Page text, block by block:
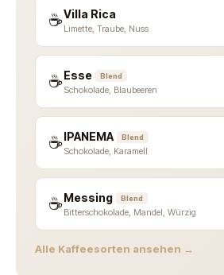
☕Villa Rica
Limette, Traube, Nuss
☕Esse Blend
Schokolade, Blaubeeren
☕IPANEMA Blend
Schokolade, Karamell
☕Messing Blend
Bitterschokolade, Mandel, Würzig
Alle Kaffeesorten ansehen →